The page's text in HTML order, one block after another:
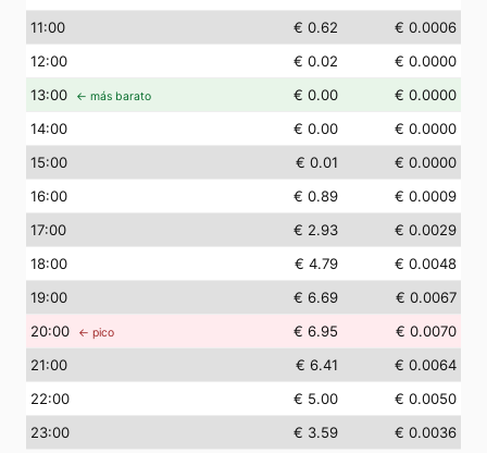
11:00 € 0.62
€ 0.0006
12:00 € 0.02
€ 0.0000
13:00 ← más barato € 0.00
€ 0.0000
14:00 € 0.00
€ 0.0000
15:00 € 0.01
€ 0.0000
16:00 € 0.89
€ 0.0009
17:00 € 2.93
€ 0.0029
18:00 € 4.79
€ 0.0048
19:00 € 6.69
€ 0.0067
20:00 ← pico € 6.95
€ 0.0070
21:00 € 6.41
€ 0.0064
22:00 € 5.00
€ 0.0050
23:00 € 3.59 € 0.0036